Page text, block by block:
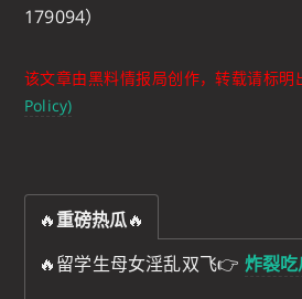
179094）
该文章由黑料情报局创作，转载请标明
Policy)
🔥重磅热瓜🔥
🔥留学生母女淫乱双飞👉 炸裂吃